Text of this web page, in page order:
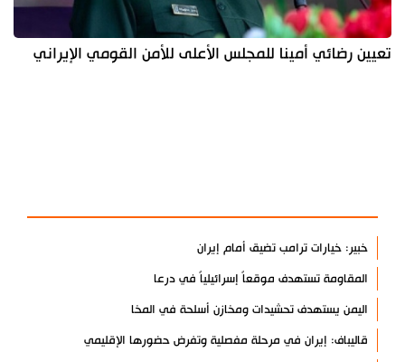
تعيين رضائي أمينا للمجلس الأعلى للأمن القومي الإيراني
خبير: خيارات ترامب تضيق أمام إيران
المقاومة تستهدف موقعاً إسرائيلياً في درعا
اليمن يستهدف تحشيدات ومخازن أسلحة في المخا
قاليباف: إيران في مرحلة مفصلية وتفرض حضورها الإقليمي